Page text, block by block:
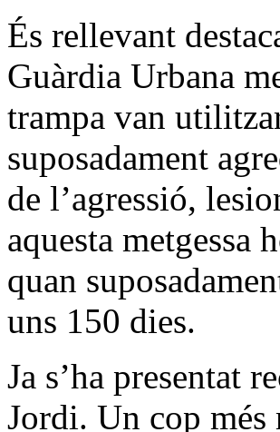
És rellevant
Guàrdia Urbana
trampa van
suposadament
de l’agressió,
aquesta metgessa
quan
uns 150 dies.
Ja s’ha presentat
Jordi. Un cop més